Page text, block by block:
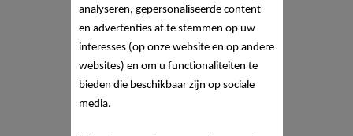
analyseren, gepersonaliseerde content
en advertenties af te stemmen op uw
interesses (op onze website en op andere
websites) en om u functionaliteiten te
bieden die beschikbaar zijn op sociale
media.